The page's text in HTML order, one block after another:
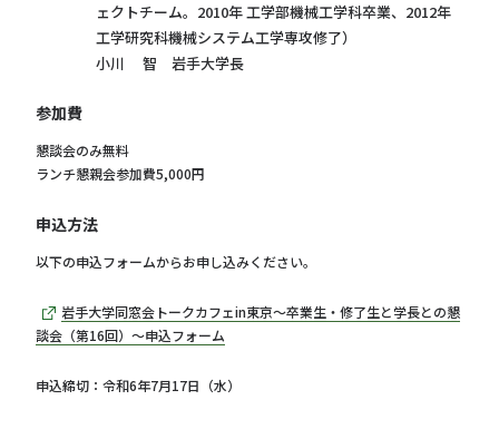
ェクトチーム。2010年 工学部機械工学科卒業、2012年
工学研究科機械システム工学専攻修了）
小川 智 岩手大学長
参加費
懇談会のみ無料
ランチ懇親会参加費5,000円
申込方法
以下の申込フォームからお申し込みください。
岩手大学同窓会トークカフェin東京～卒業生・修了生と学長との懇
談会（第16回）～申込フォーム
申込締切：令和6年7月17日（水）